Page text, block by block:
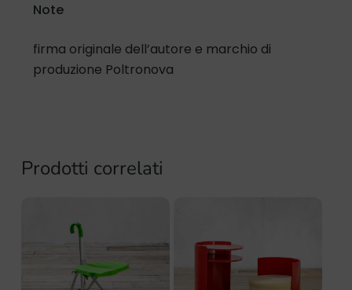
Note
firma originale dell’autore e marchio di
produzione Poltronova
Prodotti correlati